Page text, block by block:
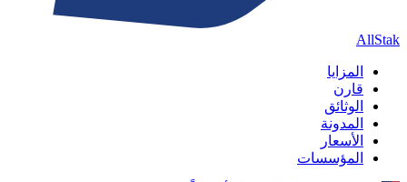
AllStak
المزايا
قارن
الوثائق
المدونة
الأسعار
المؤسسات